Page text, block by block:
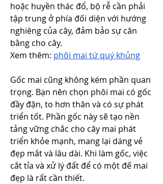
hoặc huyền thác đổ, bộ rễ cần phải
tập trung ở phía đối diện với hướng
nghiêng của cây, đảm bảo sự cân
bằng cho cây.
Xem thêm: phôi mai tứ quý khủng
Gốc mai cũng không kém phần quan
trọng. Bạn nên chọn phôi mai có gốc
đầy đặn, to hơn thân và có sự phát
triển tốt. Phần gốc này sẽ tạo nền
tảng vững chắc cho cây mai phát
triển khỏe mạnh, mang lại dáng vẻ
đẹp mắt và lâu dài. Khi làm gốc, việc
cắt tỉa và xử lý đất để có một đế mai
đẹp là rất cần thiết.